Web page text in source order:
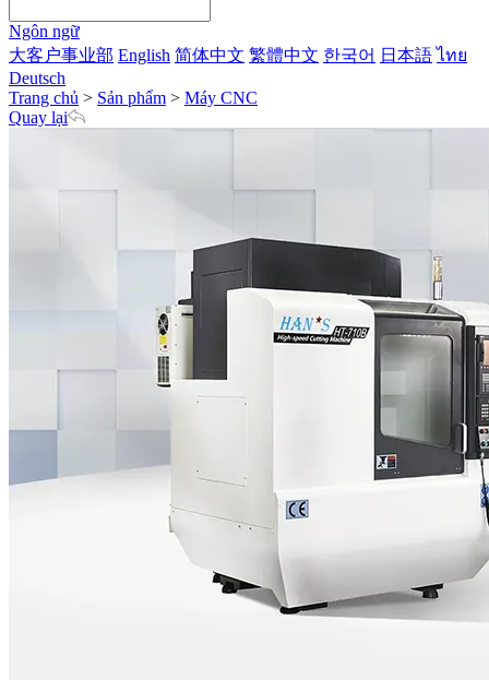
Ngôn ngữ
大客户事业部 English 简体中文 繁體中文 한국어 日本語 ไทย
Deutsch
Trang chủ > Sản phẩm > Máy CNC
Quay lại